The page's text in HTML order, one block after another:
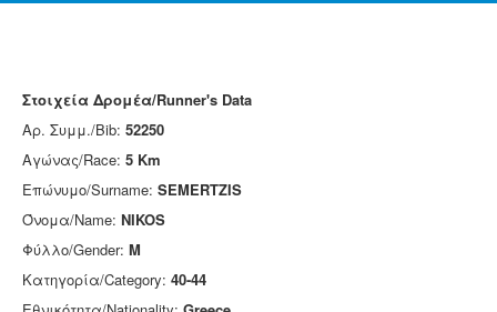
Στοιχεία Δρομέα/Runner's Data
Αρ. Συμμ./Bib: 52250
Αγώνας/Race: 5 Km
Επώνυμο/Surname: SEMERTZIS
Όνομα/Name: NIKOS
Φύλλο/Gender: M
Κατηγορία/Category: 40-44